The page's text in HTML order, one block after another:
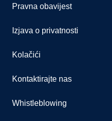
Pravna obavijest
Izjava o privatnosti
Kolačići
Kontaktirajte nas
Whistleblowing